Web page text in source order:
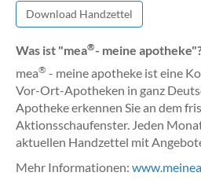
Download Handzettel
Was ist "mea®- meine
mea® - meine apotheke ist eine
Vor-Ort-Apotheken in ganz
Apotheke erkennen Sie an dem
Aktionsschaufenster. Jeden
aktuellen Handzettel mit
Mehr Informationen: